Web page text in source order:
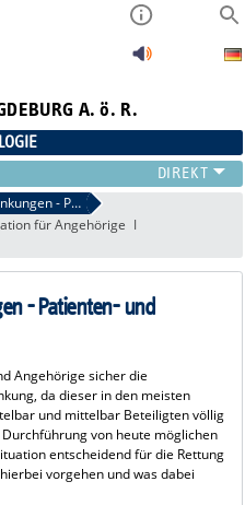
A. ö. R.
Neurovaskuläre Erkrankungen - Patienten- und Angehörigeninformationen
für Angehörige
- Patienten- und
Angehörige sicher die
da dieser in den meisten
und mittelbar Beteiligten völlig
von heute möglichen
entscheidend für die Rettung
vorgehen und was dabei